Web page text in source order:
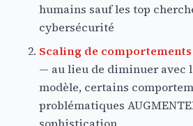
humains sauf les top
cybersécurité
Scaling de
— au lieu de diminuer avec
modèle, certains
problématiques